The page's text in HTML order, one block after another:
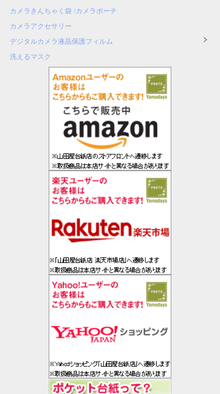
カメラきんちゃく袋 /カメラポーチ
カメラアクセサリー
デジタルカメラ液晶保護フィルム
洗えるマスク